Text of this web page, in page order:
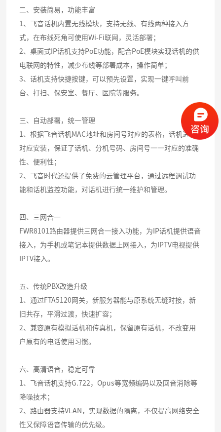
二、安装简易，功能丰富
1、飞音话机内置无线模块，支持无线、有线两种接入方
式，在布线死角可使用Wi-Fi联网，灵活部署；
2、桌面式IP话机支持PoE功能，配合PoE模块实现话机的供
电联网的特性，减少布线等部署成本，操作简单；
3、话机支持快捷按键，可以预先设置，实现一键呼叫前
台、打扫、保安室、餐厅、医院等服务。
三、自动部署，统一管理
1、根据飞音话机MAC地址和房间号对应的表格，话机进行
对应安装，保证了话机、分机号码、房间号一一对应的准确
性、便利性；
2、飞音时代还提供了免费的云管理平台，通过远程调试功
能和话机监控功能，对话机进行统一维护和管理。
四、三网合一
FWR8101路由器提供三网合一接入功能，为IP话机提供语音
接入，为手机或笔记本提供数据上网接入，为IPTV电视提供
IPTV接入。
五、传统PBX改造升级
1、通过FTA5120网关，新服务器能与原系统无缝对接，新
旧共存，平滑过渡，快速扩容；
2、兼容原有模拟话机和传真机，保留原有话机，不改变用
户原有的电话使用习惯。
六、高清语音，稳定可靠
1、飞音话机支持G.722，Opus等宽频编码以及回音消除等
降噪技术；
2、路由器支持VLAN，实现数据的隔离，不仅提高网络安全
性又保障语音传输的优先级。